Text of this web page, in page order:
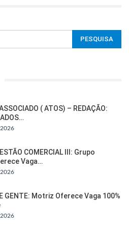
( ATOS) – REDAÇÃO:
COMERCIAL III: Grupo
Vaga…
GENTE: Motriz Oferece Vaga 100%